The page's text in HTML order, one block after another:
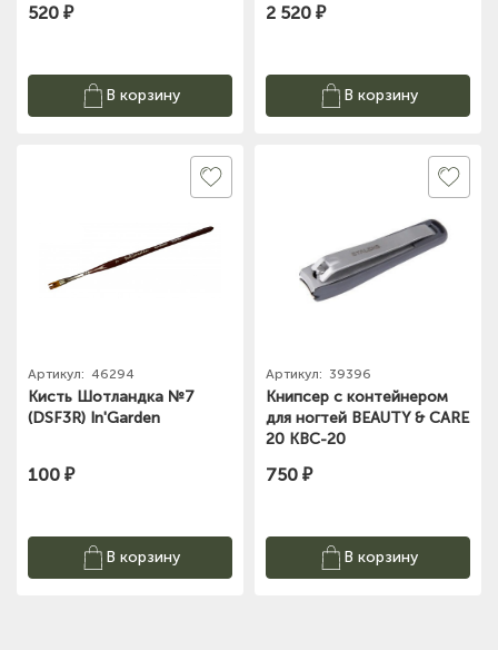
520 ₽
В корзину
2 520 ₽
В корзину
Артикул: 46294
Кисть Шотландка №7
(DSF3R) In'Garden
100 ₽
В корзину
Артикул: 39396
Книпсер с контейнером
для ногтей BEAUTY & CARE
20 KBC-20
750 ₽
В корзину